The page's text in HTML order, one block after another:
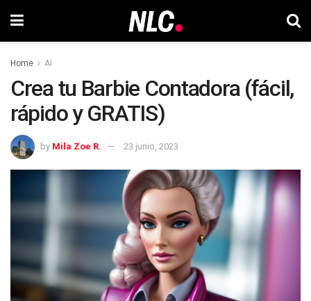
Home AI
Crea tu Barbie Contadora (fácil,
rápido y GRATIS)
by Mila Zoe R. 23 junio, 2023